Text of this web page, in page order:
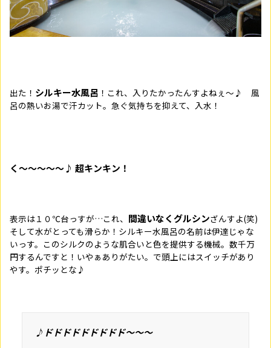
出た！ シルキー水風呂 ！これ、入りたかったんすよねぇ～♪ 風
呂の熱いお湯で汗カット。急ぐ気持ちを抑えて、入水！
く～～～～～♪ 超キンキン！
表示は１０℃台っすが…これ、 間違いなくグルシンざんすよ(笑)
そして水がとっても滑らか！シルキー水風呂の名前は伊達じゃな
いっす。このシルクのような肌合いと色を提供する機械。数千万
円するんですと！いやぁありがたい。で頭上にはスイッチがあり
やす。ポチッとな♪
♪ドドドドドドドドド～～～